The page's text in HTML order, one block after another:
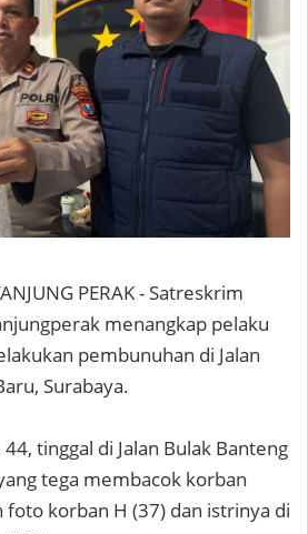
PERAK - Satreskrim
menangkap pelaku
pembunuhan di Jalan
Surabaya.
tinggal di Jalan Bulak Banteng
tega membacok korban
korban H (37) dan istrinya di